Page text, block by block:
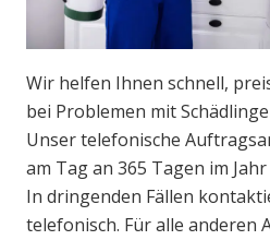
Wir helfen Ihnen schnell,
bei Problemen mit
Unser telefonische Auftragsannahme ist 24 Stunden
am Tag an 365 Tagen im Jahr zu für Sie zu
In dringenden Fällen kontaktieren
telefonisch. Für alle anderen